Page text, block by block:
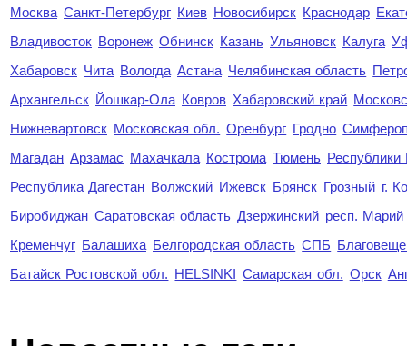
Москва Санкт-Петербург Киев Новосибирск Краснодар
Владивосток Воронеж Обнинск Казань Ульяновск Калуга
Хабаровск Чита Вологда Астана Челябинская область
Архангельск Йошкар-Ола Ковров Хабаровский край
Нижневартовск Московская обл. Оренбург Гродно
Магадан Арзамас Махачкала Кострома Тюмень Республики
Республика Дагестан Волжский Ижевск Брянск Грозный г.
Биробиджан Саратовская область Дзержинский респ.
Кременчуг Балашиха Белгородская область СПБ
Батайск Ростовской обл. HELSINKI Самарская обл. Орск